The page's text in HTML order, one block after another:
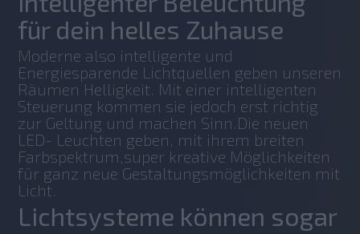
für dein helles Zuhause
Moderne also intelligente und
Energiesparende Lichtquellen geben unseren
Räumen Helligkeit. Mit einer intelligenten
Steuerung kommen sie jedoch erst richtig
zur Geltung und machen Sinn.Die neuen
LED- Leuchten geben, mit ihrem breiten
Farbspektrum,super kreative Möglichkeiten
für ganz neue Gestaltungsmöglichkeiten mit
Licht.
Lichtsysteme können sogar